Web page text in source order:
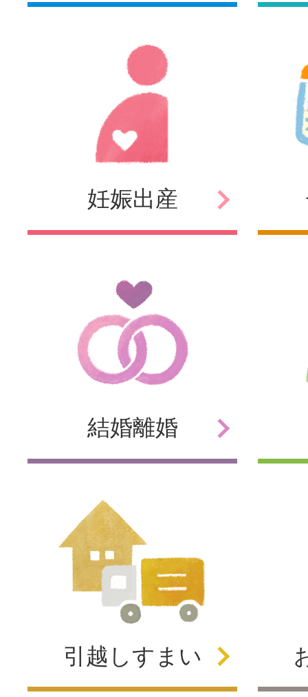
妊娠出産
結婚離婚
引越しすまい